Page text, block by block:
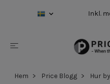
Inkl.
Hem Price Blogg Hur